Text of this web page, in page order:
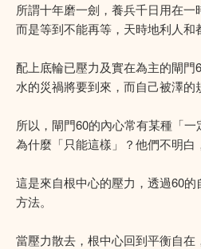
所謂十年磨一劍，養兵千日用在一
而是等到不能再等，天時地利人和
配上底輪已壓力及實在為主的閘門
水的災禍將要到來，而自己被澤的
所以，閘門60的內心常有某種「一
為什麼「只能這樣」？他們不明白
這是來自根中心的壓力，透過60
方法。
當壓力散去，根中心回到平衡自